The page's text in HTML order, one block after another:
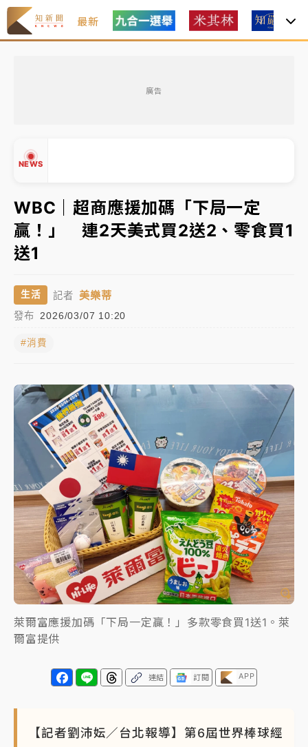
最新
廣告
NEWS
故宮《龍藏經》特展第2檔！今線上預約開賣一度塞車
周六起展出延長至晚上7時
台東農業處長涉圖利渡假村！東檢抗告成功 今重開羈
押庭
父親節泡湯了！中颱白海豚雨彈轟3天 「紅到發紫」降
雨熱區曝
台積電殺35元、台股跌近300點 被動元件、低軌衛星
及載板皆走弱
駁 理由曝光
周六起展出延長至晚上7時
台東農業處長涉圖利渡假村！東檢抗告成功 今重開羈
押庭
父親節泡湯了！中颱白海豚雨彈轟3天 「紅到發紫」降
雨熱區曝
▼
WBC｜超商應援加碼「下局一定
贏！」 連2天美式買2送2、零食買1
送1
生活 記者 美樂蒂
發布 2026/03/07 10:20
#消費
萊爾富應援加碼「下局一定贏！」多款零食買1送1。萊
爾富提供
連結 訂閱 APP
【記者劉沛妘／台北報導】第6屆世界棒球經